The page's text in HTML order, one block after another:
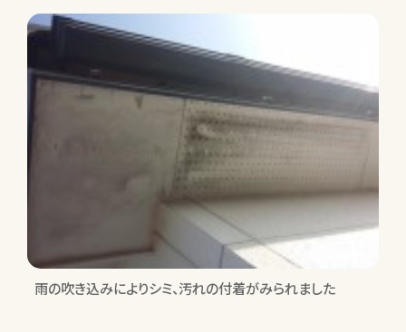
雨の吹き込みによりシミ、汚れの付着がみられました